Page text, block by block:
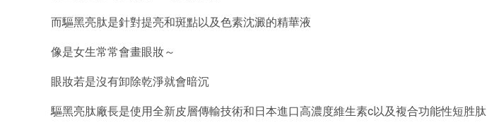
而驅黑亮肽是針對提亮和斑點以及色素沈澱的精華液
像是女生常常會畫眼妝～
眼妝若是沒有卸除乾淨就會暗沉
驅黑亮肽廠長是使用全新皮層傳輸技術和日本進口高濃度維生素c以及複合功能性短胜肽